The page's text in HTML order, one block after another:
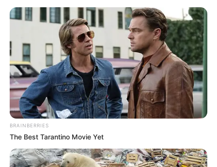
BRAINBERRIES
The Best Tarantino Movie Yet